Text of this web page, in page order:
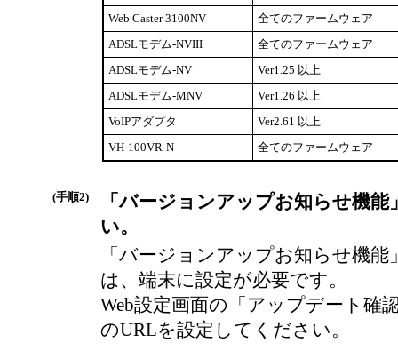
Web Caster 3100NV
全てのファームウェア
ADSLモデム-NVIII
全てのファームウェア
ADSLモデム-NV
Ver1.25 以上
ADSLモデム-MNV
Ver1.26 以上
VoIPアダプタ
Ver2.61 以上
VH-100VR-N
全てのファームウェア
(手順2)
「バージョンアップお知らせ機
い。
「バージョンアップお知らせ機
は、端末に設定が必要です。
Web設定画面の「アップデート確
のURLを設定してください。